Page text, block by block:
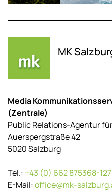
MK
Media
(Zentrale)
Public Relations-Agentur
Auerspergstraße 42
5020 Salzburg
Tel.: +43 (0) 662 875368-127
E-Mail:office@mk-